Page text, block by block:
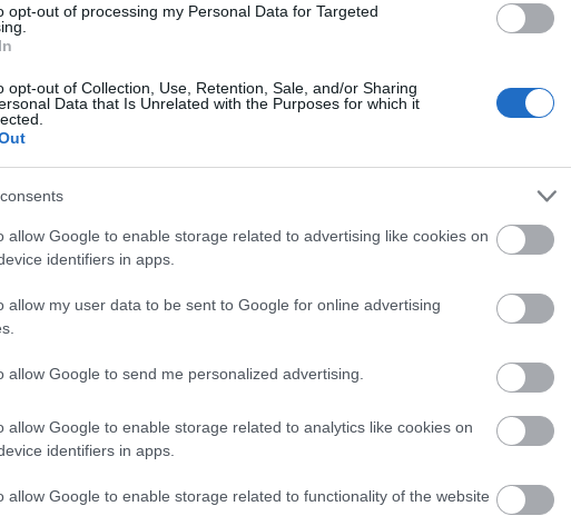
opt-out of processing my Personal Data for Targeted
opt-out of Collection, Use, Retention, Sale, and/or Sharing
Data that Is Unrelated with the Purposes for which it
allow Google to enable storage related to advertising like cookies on
identifiers in apps.
allow my user data to be sent to Google for online advertising
allow Google to send me personalized advertising.
allow Google to enable storage related to analytics like cookies on
identifiers in apps.
allow Google to enable storage related to functionality of the website
under Blink25. Lørdag avslutter den
langrennsløperne og fellesstart for skiskytterne, også de i
– komplett program, startlister og profiler